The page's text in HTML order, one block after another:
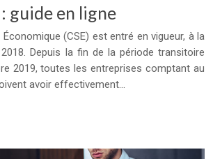
guide en ligne
(CSE) est entré en vigueur, à la
Depuis la fin de la période transitoire
2019, toutes les entreprises comptant au
avoir effectivement…